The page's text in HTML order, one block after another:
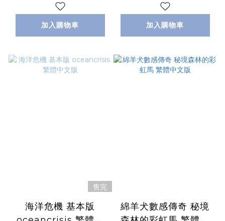
加入購物車 加入購物車
售完
海洋危機 基本版
綿羊犬數感傳奇 秘境